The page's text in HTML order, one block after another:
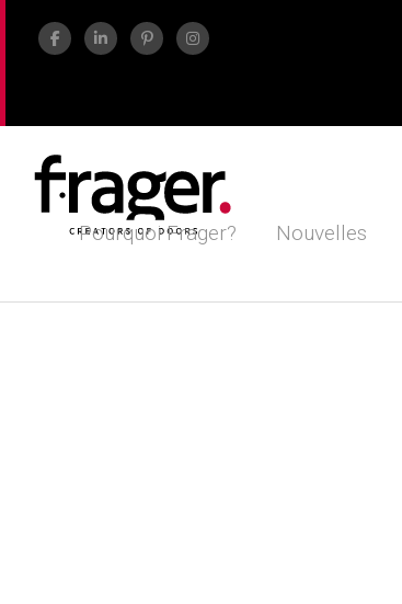
Pourquoi Frager?
Nouvelles